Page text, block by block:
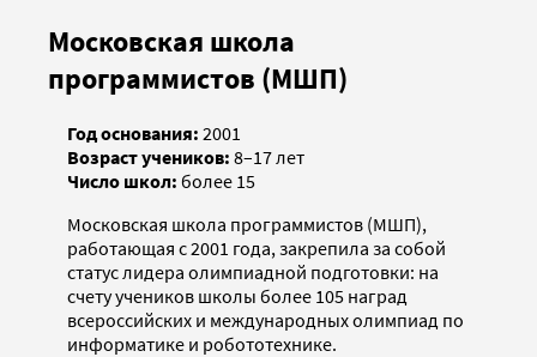
Московская школа
программистов (МШП)
Год основания: 2001
Возраст учеников: 8–17 лет
Число школ: более 15
Московская школа программистов (МШП),
работающая с 2001 года, закрепила за собой
статус лидера олимпиадной подготовки: на
счету учеников школы более 105 наград
всероссийских и международных олимпиад по
информатике и робототехнике.